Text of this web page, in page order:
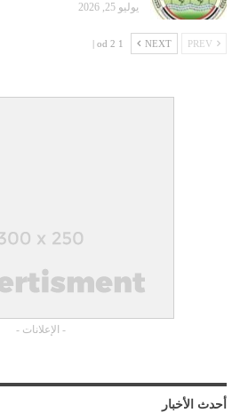
يوليو 25, 2026
NEXT
1 od 2 |
- الإعلانات -
أحدث الأخبار